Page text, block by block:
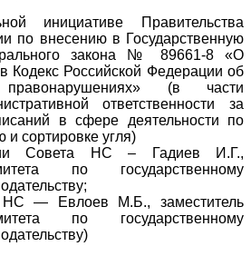
инициативе Правительства
по внесению в Государственную
закона № 89661-8 «О
Кодекс Российской Федерации об
правонарушениях» (в части
ответственности за
в сфере деятельности по
и сортировке угля)
Совета НС – Гадиев И.Г.,
по государственному
НС — Евлоев М.Б., заместитель
по государственному